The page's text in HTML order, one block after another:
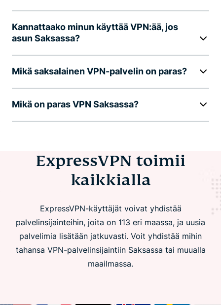
Kannattaako minun käyttää VPN:ää, jos
asun Saksassa?
Mikä saksalainen VPN-palvelin on paras?
Mikä on paras VPN Saksassa?
ExpressVPN toimii
kaikkialla
ExpressVPN-käyttäjät voivat yhdistää
palvelinsijainteihin, joita on 113 eri maassa, ja uusia
palvelimia lisätään jatkuvasti. Voit yhdistää mihin
tahansa VPN-palvelinsijaintiin Saksassa tai muualla
maailmassa.